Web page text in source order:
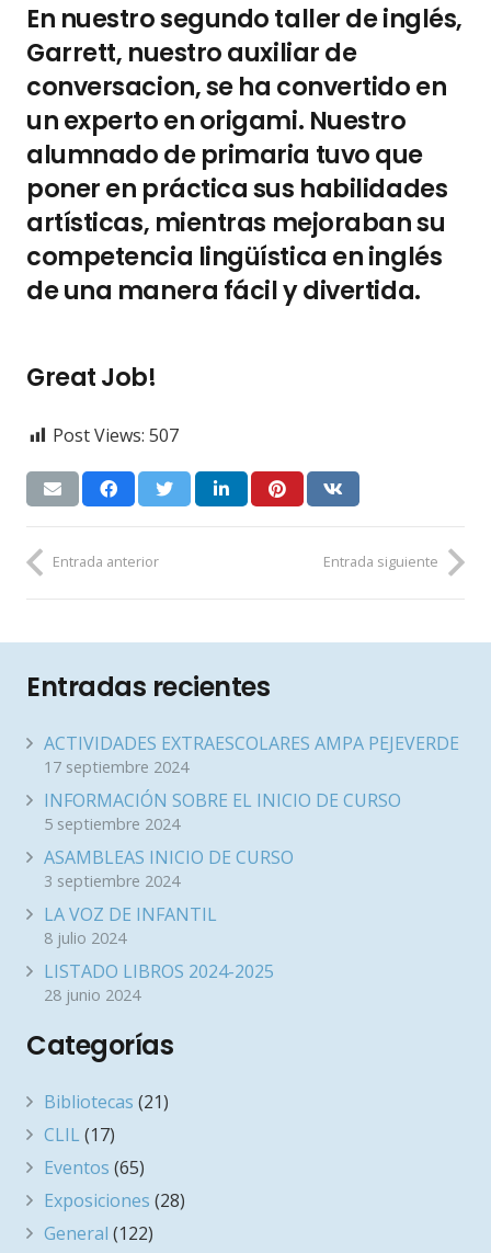
En nuestro segundo taller de inglés,
Garrett, nuestro auxiliar de
conversacion, se ha convertido en
un experto en origami. Nuestro
alumnado de primaria tuvo que
poner en práctica sus habilidades
artísticas, mientras mejoraban su
competencia lingüística en inglés
de una manera fácil y divertida.
Great Job!
Post Views: 507
Entrada anterior Entrada siguiente
Entradas recientes
ACTIVIDADES EXTRAESCOLARES AMPA PEJEVERDE
17 septiembre 2024
INFORMACIÓN SOBRE EL INICIO DE CURSO
5 septiembre 2024
ASAMBLEAS INICIO DE CURSO
3 septiembre 2024
LA VOZ DE INFANTIL
8 julio 2024
LISTADO LIBROS 2024-2025
28 junio 2024
Categorías
Bibliotecas (21)
CLIL (17)
Eventos (65)
Exposiciones (28)
General (122)